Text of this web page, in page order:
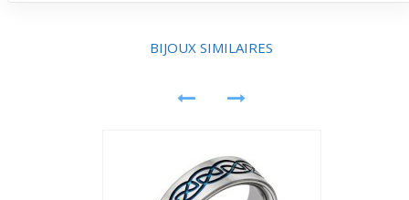
maîtrisé, idéal pour un look urbain sans trop d’éclat. Lors
BIJOUX SIMILAIRES